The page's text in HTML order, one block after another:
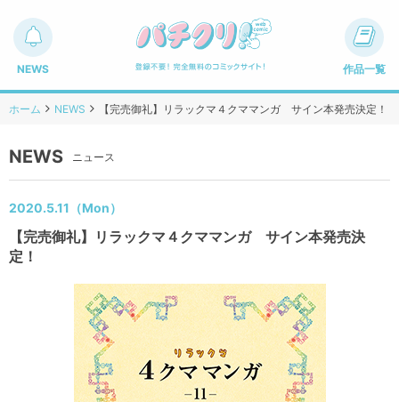
NEWS 作品一覧
ホーム NEWS 【完売御礼】リラックマ４クママンガ サイン本発売決定！
NEWS ニュース
2020.5.11（Mon）
【完売御礼】リラックマ４クママンガ サイン本発売決
定！